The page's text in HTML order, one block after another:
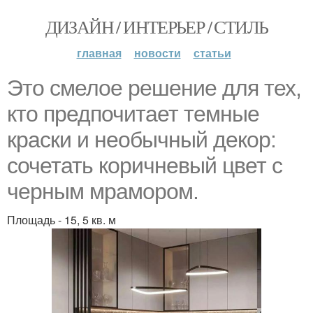
ДИЗАЙН / ИНТЕРЬЕР / СТИЛЬ
главная новости статьи
Это смелое решение для тех,
кто предпочитает темные
краски и необычный декор:
сочетать коричневый цвет с
черным мрамором.
Площадь - 15, 5 кв. м